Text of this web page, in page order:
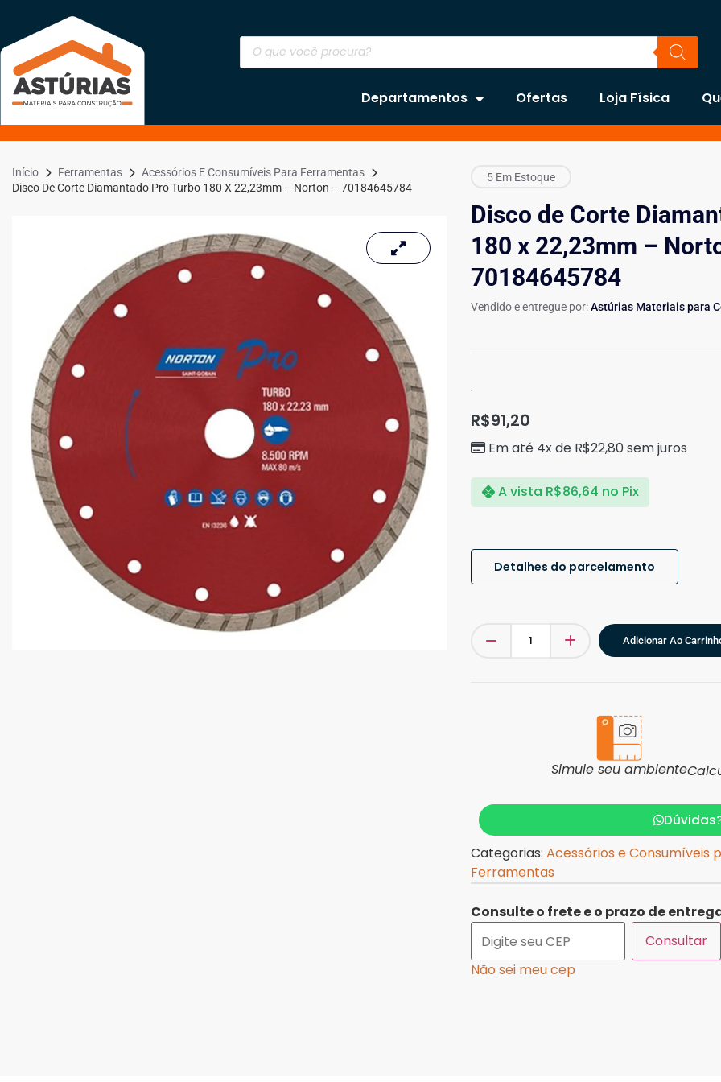
Departamentos Ofertas Loja Física
Início Ferramentas
Acessórios E Consumíveis Para Ferramentas
Disco De Corte Diamantado Pro Turbo 180 X 22,23mm – Norton – 70184645784
5 Em Estoque
Disco de Corte
180 x 22,23mm –
70184645784
Vendido e entregue por:Astúrias Materiais para
.
R$91,20
Em até 4x de R$22,80sem juros
A vista R$86,64 no Pix
Detalhes do parcelamento
Adicionar Ao
Simule seu ambiente
Categorias: Acessórios e Consumíveis
Ferramentas
Consulte o frete e o prazo de
Consultar
Não sei meu cep